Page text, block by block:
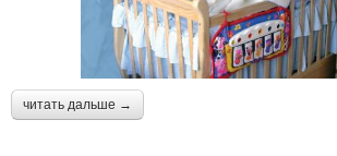
читать дальше →